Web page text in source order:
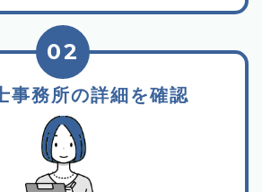
事務所の詳細を確認
02